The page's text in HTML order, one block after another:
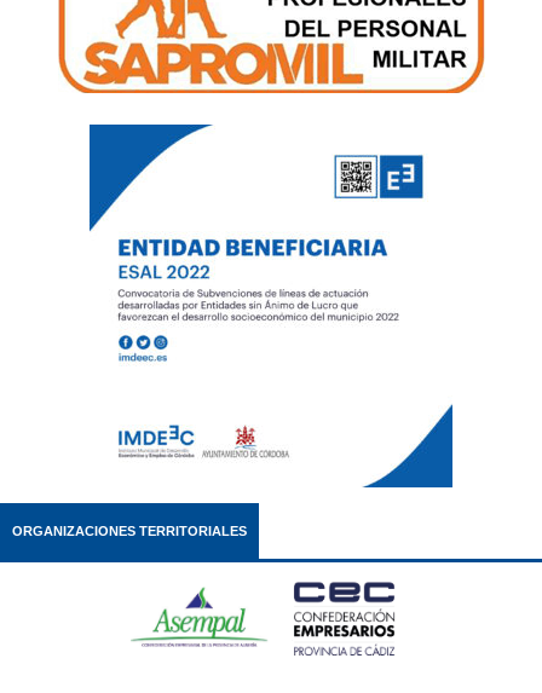
ORGANIZACIONES TERRITORIALES